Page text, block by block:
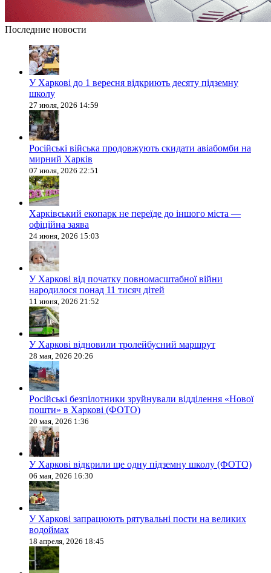
Последние новости
У Харкові до 1 вересня відкриють десяту підземну
школу
27 июля, 2026 14:59
Російські війська продовжують скидати авіабомби на
мирний Харків
07 июля, 2026 22:51
Харківський екопарк не переїде до іншого міста —
офіційна заява
24 июня, 2026 15:03
У Харкові від початку повномасштабної війни
народилося понад 11 тисяч дітей
11 июня, 2026 21:52
У Харкові відновили тролейбусний маршрут
28 мая, 2026 20:26
Російські безпілотники зруйнували відділення «Нової
пошти» в Харкові (ФОТО)
20 мая, 2026 1:36
У Харкові відкрили ще одну підземну школу (ФОТО)
06 мая, 2026 16:30
У Харкові запрацюють рятувальні пости на великих
водоймах
18 апреля, 2026 18:45